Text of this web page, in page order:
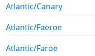
Atlantic/Canary
Atlantic/Faeroe
Atlantic/Faroe